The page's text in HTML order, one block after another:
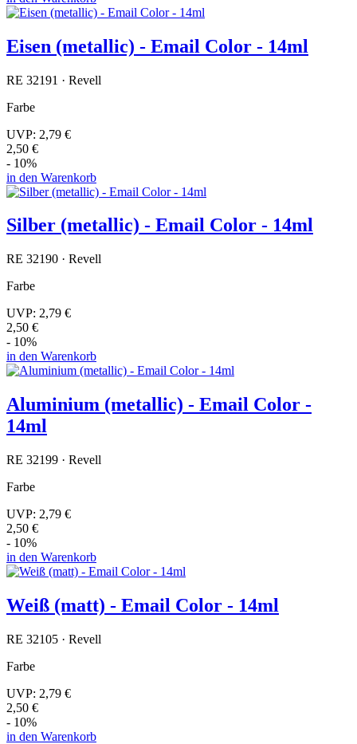
Eisen (metallic) - Email Color - 14ml
RE 32191 · Revell
Farbe
UVP: 2,79 €
2,50 €
- 10%
in den Warenkorb
Silber (metallic) - Email Color - 14ml
RE 32190 · Revell
Farbe
UVP: 2,79 €
2,50 €
- 10%
in den Warenkorb
Aluminium (metallic) - Email Color -
14ml
RE 32199 · Revell
Farbe
UVP: 2,79 €
2,50 €
- 10%
in den Warenkorb
Weiß (matt) - Email Color - 14ml
RE 32105 · Revell
Farbe
UVP: 2,79 €
2,50 €
- 10%
in den Warenkorb